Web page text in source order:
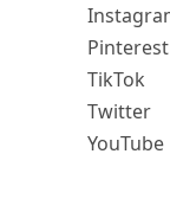
Pinterest
TikTok
Twitter
YouTube